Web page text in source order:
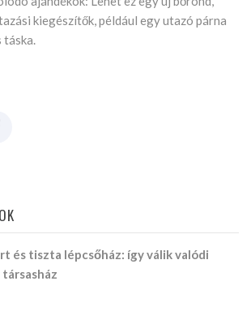
kiegészítők, például egy utazó párna
táska.
és tiszta lépcsőház: így válik valódi